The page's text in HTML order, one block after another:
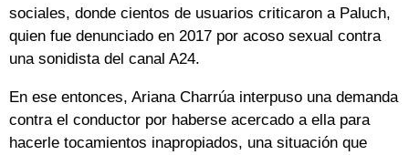
sociales, donde cientos de usuarios criticaron a Paluch,
quien fue denunciado en 2017 por acoso sexual contra
una sonidista del canal A24.
En ese entonces, Ariana Charrúa interpuso una demanda
contra el conductor por haberse acercado a ella para
hacerle tocamientos inapropiados, una situación que